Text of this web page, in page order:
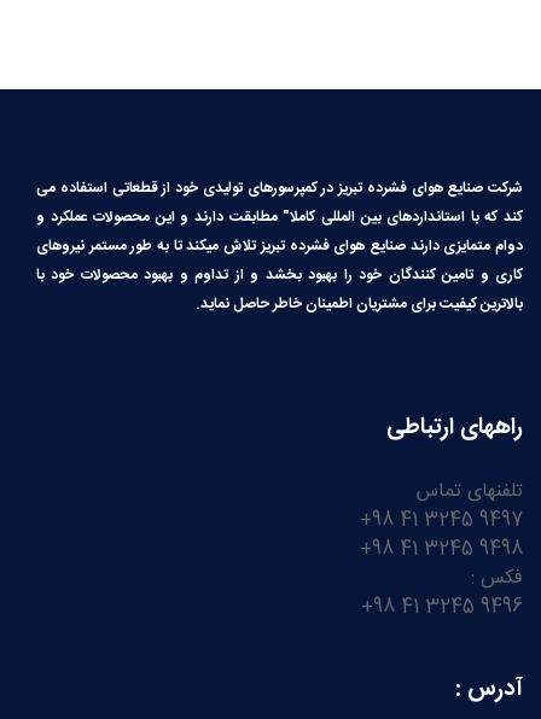
شرکت صنایع هوای فشرده تبریز در کمپرسورهای تولیدی خود از قطعاتی استفاده می
کند که با استانداردهای بین المللی کاملا″ مطابقت دارند و این محصولات عملکرد و
دوام متمایزی دارند صنایع هوای فشرده تبریز تلاش میکند تا به طور مستمر نیروهای
کاری و تامین کنندگان خود را بهبود بخشد و از تداوم و بهبود محصولات خود با
بالاترین کیفیت برای مشتریان اطمینان خاطر حاصل نماید.
راههای ارتباطی
تلفنهای تماس
9497 3245 41 98+
9498 3245 41 98+
فکس :
9496 3245 41 98+
آدرس :